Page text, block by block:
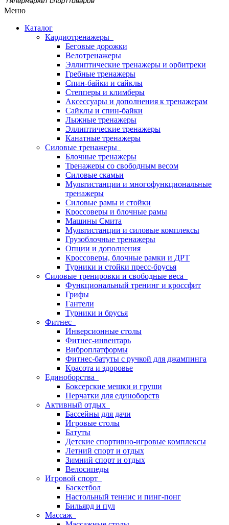
Меню
Каталог
Кардиотренажеры
Беговые дорожки
Велотренажеры
Эллиптические тренажеры и орбитреки
Гребные тренажеры
Спин-байки и сайклы
Степперы и климберы
Аксессуары и дополнения к тренажерам
Сайклы и спин-байки
Лыжные тренажеры
Эллиптические тренажеры
Канатные тренажеры
Силовые тренажеры
Блочные тренажеры
Тренажеры со свободным весом
Силовые скамьи
Мультистанции и многофункциональные
тренажеры
Силовые рамы и стойки
Кроссоверы и блочные рамы
Машины Смита
Мультистанции и силовые комплексы
Грузоблочные тренажеры
Опции и дополнения
Кроссоверы, блочные рамки и ДРТ
Турники и стойки пресс-брусья
Силовые тренировки и свободные веса
Функциональный тренинг и кроссфит
Грифы
Гантели
Турники и брусья
Фитнес
Инверсионные столы
Фитнес-инвентарь
Виброплатформы
Фитнес-батуты с ручкой для джампинга
Красота и здоровье
Единоборства
Боксерские мешки и груши
Перчатки для единоборств
Активный отдых
Бассейны для дачи
Игровые столы
Батуты
Детские спортивно-игровые комплексы
Летний спорт и отдых
Зимний спорт и отдых
Велосипеды
Игровой спорт
Баскетбол
Настольный теннис и пинг-понг
Бильярд и пул
Массаж